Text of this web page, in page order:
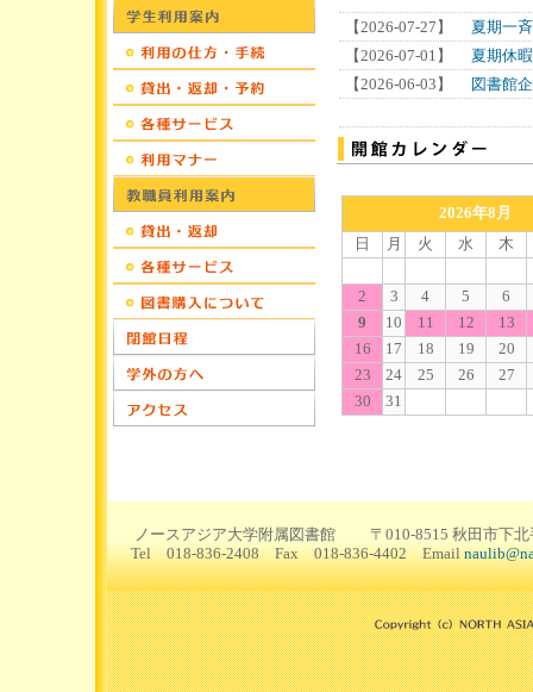
【2026-07-27】 夏期一
【2026-07-01】 夏期休
【2026-06-03】
図書館
2026年8月
日
月 火 水 木
2 3 4 5
6
9
10 11 12
13
16
17 18 19
20
23
24 25 26
27
30
31
ノースアジア大学附属図書館 〒010-8515 秋田市下北
Tel 018-836-2408 Fax 018-836-4402 Email